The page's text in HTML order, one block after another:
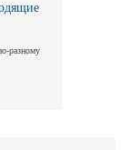
разному